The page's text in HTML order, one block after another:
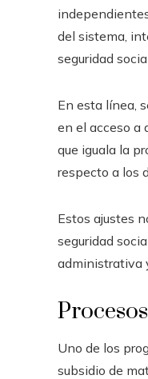
del sistema,
seguridad
En esta línea,
en el acceso a
que iguala la
respecto a los
Estos ajustes
seguridad
administrativa
Uno de los
subsidio de